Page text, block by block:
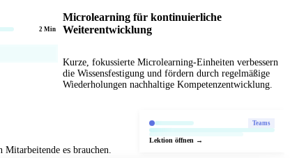
2 Min
Microlearning für kontinuierliche
Weiterentwicklung
Kurze, fokussierte Microlearning-Einheiten verbessern
die Wissensfestigung und fördern durch regelmäßige
Wiederholungen nachhaltige Kompetenzentwicklung.
es brauchen.
Teams
Lektion öffnen →